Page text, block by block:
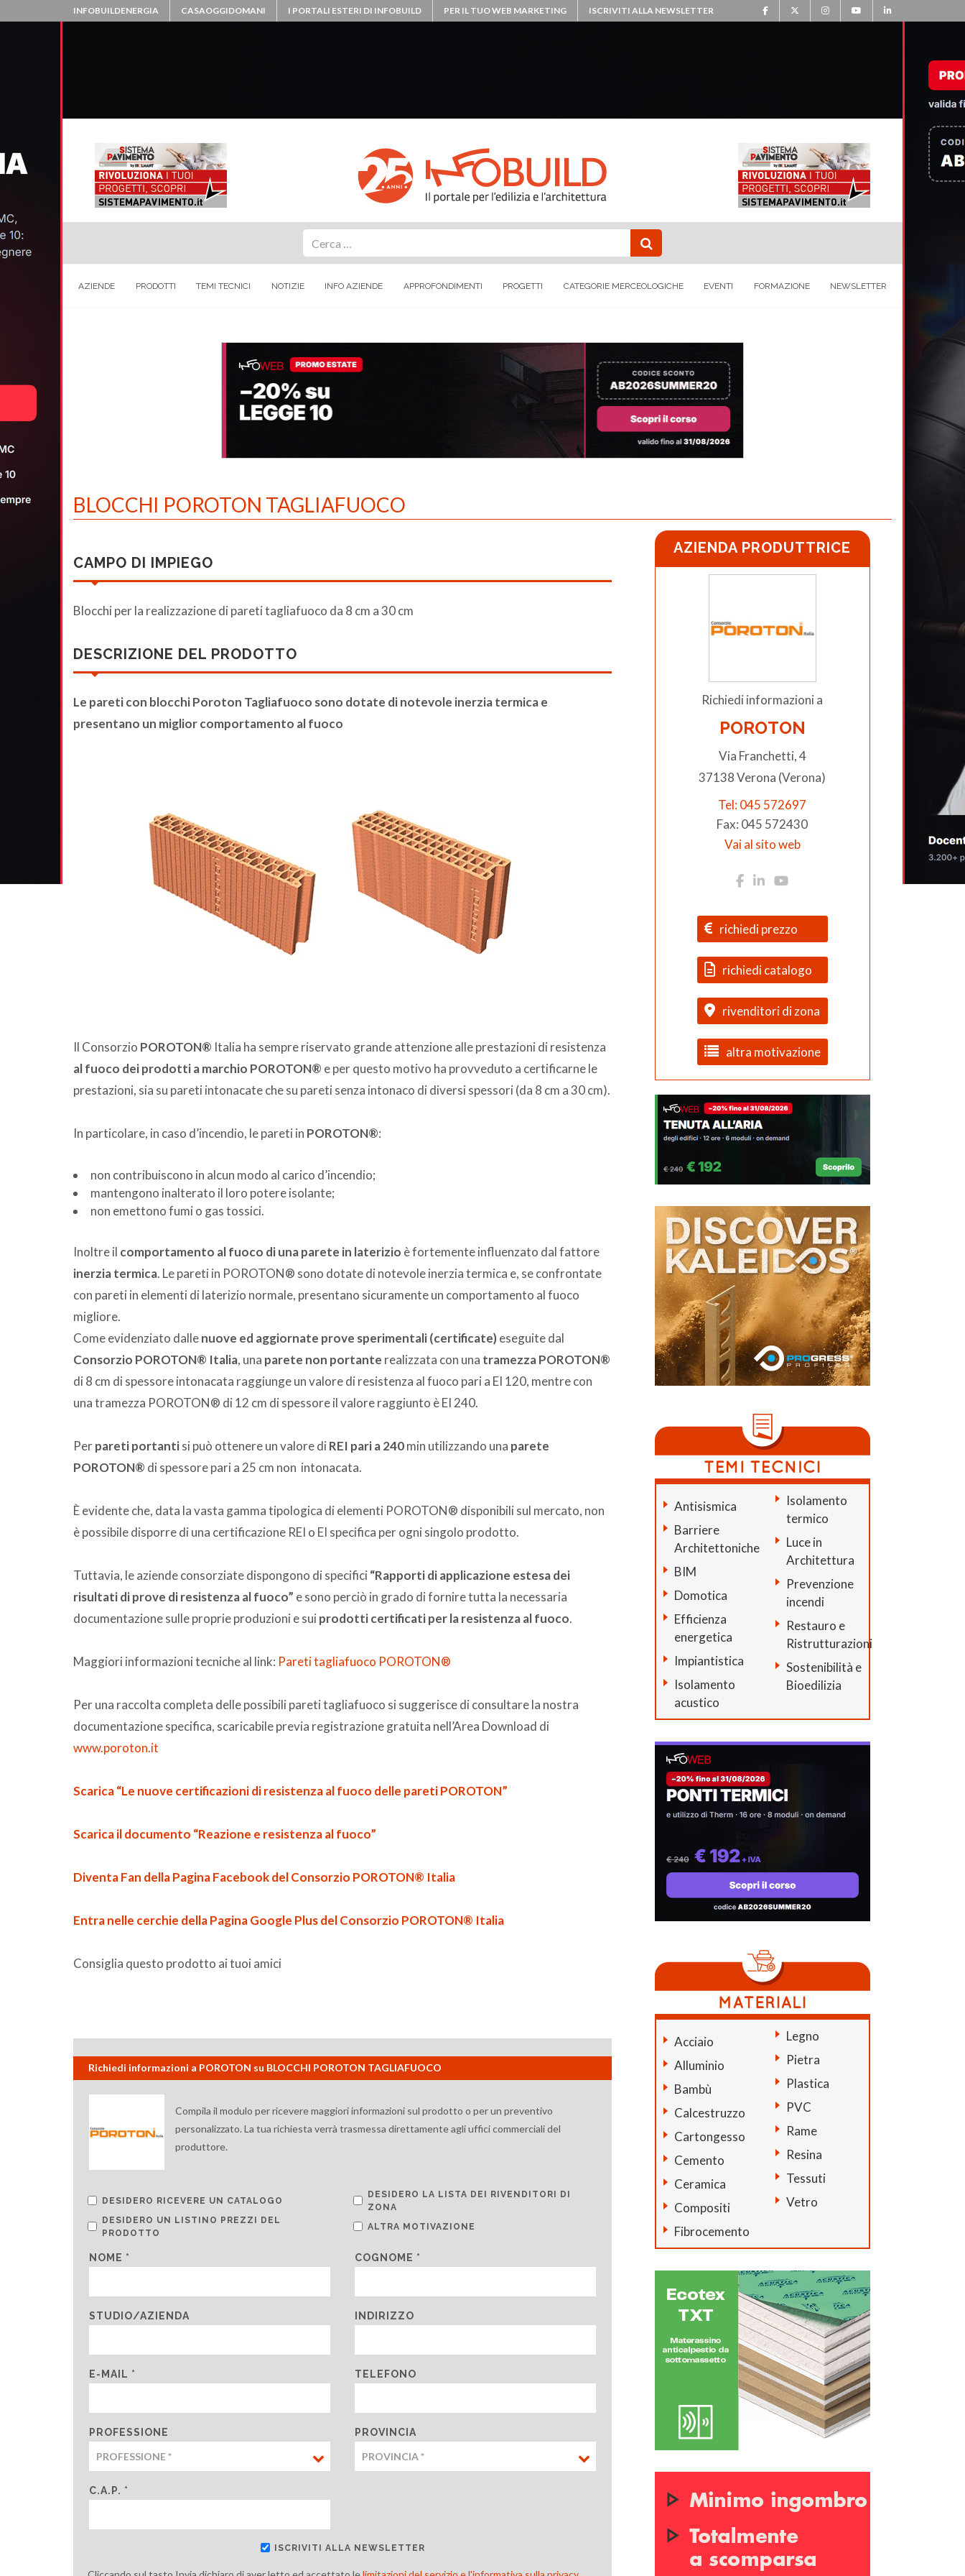
INFOBUILDENERGIA CASAOGGIDOMANI I PORTALI ESTERI DI INFOBUILD PER IL TUO WEB MARKETING ISCRIVITI ALLA NEWSLETTER
AZIENDE PRODOTTI TEMI TECNICI NOTIZIE INFO AZIENDE APPROFONDIMENTI PROGETTI CATEGORIE MERCEOLOGICHE EVENTI FORMAZIONE NEWSLETTER
BLOCCHI POROTON TAGLIAFUOCO
CAMPO DI IMPIEGO
Blocchi per la realizzazione di pareti tagliafuoco da 8 cm a 30 cm
DESCRIZIONE DEL PRODOTTO
Le pareti con blocchi Poroton Tagliafuoco sono dotate di notevole inerzia termica e
presentano un miglior comportamento al fuoco
Il Consorzio POROTON® Italia ha sempre riservato grande attenzione alle prestazioni di resistenza
al fuoco dei prodotti a marchio POROTON® e per questo motivo ha provveduto a certificarne le
prestazioni, sia su pareti intonacate che su pareti senza intonaco di diversi spessori (da 8 cm a 30 cm).
In particolare, in caso d’incendio, le pareti in POROTON®:
non contribuiscono in alcun modo al carico d’incendio;
mantengono inalterato il loro potere isolante;
non emettono fumi o gas tossici.
Inoltre il comportamento al fuoco di una parete in laterizio è fortemente influenzato dal fattore
inerzia termica. Le pareti in POROTON® sono dotate di notevole inerzia termica e, se confrontate
con pareti in elementi di laterizio normale, presentano sicuramente un comportamento al fuoco
migliore.
Come evidenziato dallenuove ed aggiornate prove sperimentali (certificate)eseguite dal
Consorzio POROTON® Italia, una parete non portante realizzata con una tramezza POROTON®
di 8 cm di spessore intonacata raggiunge un valore di resistenza al fuoco pari a EI 120, mentre con
una tramezza POROTON® di 12 cm di spessore il valore raggiunto è EI 240.
Perpareti portantisi può ottenere un valore di REI pari a 240min utilizzando una parete
POROTON® di spessore pari a 25 cm non intonacata.
È evidente che, data la vasta gamma tipologica di elementi POROTON® disponibili sul mercato, non
è possibile disporre di una certificazione REI o EI specifica per ogni singolo prodotto.
Tuttavia, le aziende consorziate dispongono di specifici “Rapporti di applicazione estesa dei
risultati di prove di resistenza al fuoco” e sono perciò in grado di fornire tutta la necessaria
documentazione sulle proprie produzioni e sui prodotti certificati per la resistenza al fuoco.
Maggiori informazioni tecniche al link: Pareti tagliafuoco POROTON®
Per una raccolta completa delle possibili pareti tagliafuoco si suggerisce di consultare la nostra
documentazione specifica, scaricabile previa registrazione gratuita nell’Area Download di
www.poroton.it
Scarica “Le nuove certificazioni di resistenza al fuoco delle pareti POROTON”
Scarica il documento “Reazione e resistenza al fuoco”
Diventa Fan della Pagina Facebook del Consorzio POROTON® Italia
Entra nelle cerchie della Pagina Google Plus del Consorzio POROTON® Italia
Consiglia questo prodotto ai tuoi amici
Richiedi informazioni a POROTON su BLOCCHI POROTON TAGLIAFUOCO
Compila il modulo per ricevere maggiori informazioni sul prodotto o per un preventivo
personalizzato. La tua richiesta verrà trasmessa direttamente agli uffici commerciali del
produttore.
DESIDERO RICEVERE UN CATALOGO
DESIDERO LA LISTA DEI RIVENDITORI DI
ZONA
DESIDERO UN LISTINO PREZZI DEL
PRODOTTO
ALTRA MOTIVAZIONE
NOME * COGNOME *
STUDIO/AZIENDA INDIRIZZO
E-MAIL * TELEFONO
PROFESSIONE PROVINCIA
C.A.P. *
ISCRIVITI ALLA NEWSLETTER
AZIENDA PRODUTTRICE
Richiedi informazioni a
POROTON
Via Franchetti, 4
37138 Verona (Verona)
Tel: 045 572697
Fax: 045 572430
Vai al sito web
richiedi prezzo
richiedi catalogo
rivenditori di zona
altra motivazione
Antisismica
Barriere
Architettoniche
BIM
Domotica
Efficienza
energetica
Impiantistica
Isolamento
acustico
Isolamento
termico
Luce in
Architettura
Prevenzione
incendi
Restauro e
Ristrutturazioni
Sostenibilità e
Bioedilizia
Acciaio
Alluminio
Bambù
Calcestruzzo
Cartongesso
Cemento
Ceramica
Compositi
Fibrocemento
Legno
Pietra
Plastica
PVC
Rame
Resina
Tessuti
Vetro